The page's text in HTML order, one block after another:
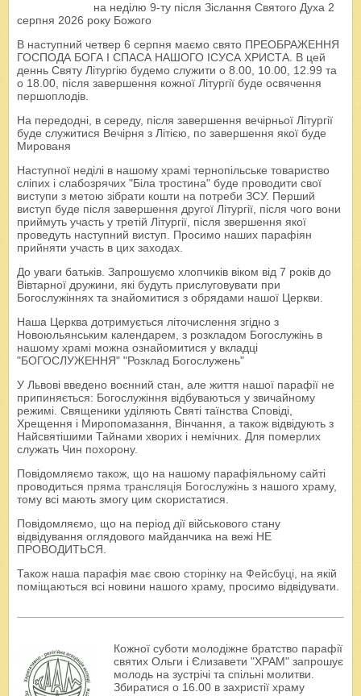
на неділю 9-ту після Зіслання Святого Духа 2
серпня 2026 року Божого
В наступний четвер 6 серпня маємо свято ПРЕОБРАЖЕННЯ
ГОСПОДА БОГА І СПАСА НАШОГО ІСУСА ХРИСТА. В цей
деннь Святу Літургію будемо служити о 8.00, 10.00, 12.99 та
о 18.00, після завершення кожної Літургії буде освячення
першоплодів.
На передодні, в середу, після завершення вечірньої Літургії
буде служитися Вечірня з Літією, по завершення якої буде
Мированя
Наступної неділі в нашому храмі тернопільське товариство
сліпих і слабозрячих "Біла тростина" буде проводити свої
виступи з метою зібрати кошти на потреби ЗСУ. Перший
виступ буде після завершення другої Літургії, після чого вони
приймуть участь у третій Літургії, після звершення якої
проведуть наступний виступ. Просимо наших парафіян
прийняти участь в цих заходах.
До уваги батьків. Запрошуємо хлопчиків віком від 7 років до
Вівтарної дружини, які будуть прислуговувати при
Богослужіннях та знайомитися з обрядами нашої Церкви.
Наша Церква дотримується літочислення згідно з
Новоюльянським календарем, з розкладом Богослужінь в
нашому храмі можна ознайомитися у вкладці
"БОГОСЛУЖЕННЯ" "Розклад Богослужень"
У Львові введено воєнний стан, але життя нашої парафії не
припиняється: Богослужіння відбуваються у звичайному
режимі. Священики уділяють Святі таїнства Сповіді,
Хрещення і Миропомазання, Вінчання, а також відвідують з
Найсвятішими Тайнами хворих і немічних. Для померлих
служать Чин похорону.
Повідомляємо також, що на нашому парафіяльному сайті
проводиться пряма трансляція Богослужінь з нашого храму,
тому всі мають змогу цим скористатися.
Повідомляємо, що на період дії військового стану
відвідування оглядового майданчика на вежі НЕ
ПРОВОДИТЬСЯ.
Також наша парафія має свою сторінку на Фейсбуці, на якій
поміщаються всі новини нашого храму, просимо відвідувати.
Кожної суботи молодіжне братство парафії
святих Ольги і Єлизавети "ХРАМ" запрошує
молодь на зустрічі та спільні молитви.
Збиратися о 16.00 в захристії храму